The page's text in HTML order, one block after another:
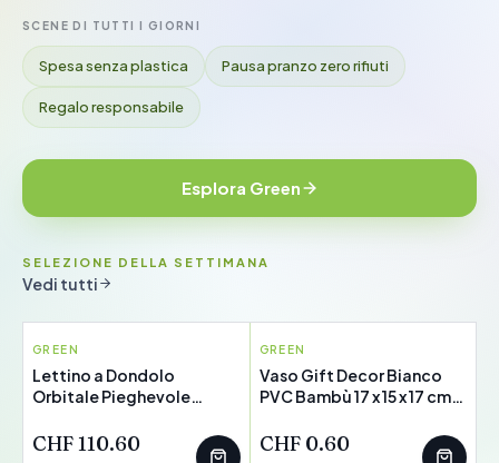
SCENE DI TUTTI I GIORNI
Spesa senza plastica Pausa pranzo zero rifiuti
Regalo responsabile
Esplora Green
SELEZIONE DELLA SETTIMANA
Vedi tutti
INNOVAGOODS
GREEN
Lettino a Dondolo
Orbitale Pieghevole
CHF 110.60
GIFT DECOR
GREEN
Vaso Gift Decor Bianco
PVC Bambù 17 x 15 x 17 cm
CHF 0.60